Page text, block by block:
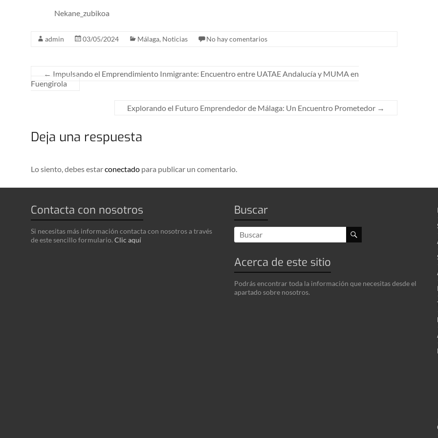
Nekane_zubikoa
admin 03/05/2024 Málaga, Noticias No hay comentarios
← Impulsando el Emprendimiento Inmigrante: Encuentro entre UATAE Andalucía y MUMA en
Fuengirola
Explorando el Futuro Emprendedor de Málaga: Un Encuentro Prometedor →
Deja una respuesta
Lo siento, debes estarconectado para publicar un comentario.
Contacta con nosotros
Si necesitas más información contacta con nosotros a través
de este sencillo formulario. Clic aquí
Buscar
Acerca de este sitio
Podrás encontrar toda la información que necesitas desde el
apartado sobre nosotros.